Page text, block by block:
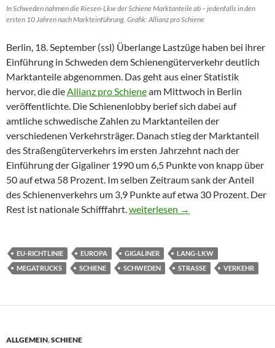
In Schweden nahmen die Riesen-Lkw der Schiene Marktanteile ab – jedenfalls in den
ersten 10 Jahren nach Markteinführung. Grafik: Allianz pro Schiene
Berlin, 18. September (ssl) Überlange Lastzüge haben bei ihrer
Einführung in Schweden dem Schienengüterverkehr deutlich
Marktanteile abgenommen. Das geht aus einer Statistik
hervor, die dieAllianz pro Schieneam Mittwoch in Berlin
veröffentlichte. Die Schienenlobby berief sich dabei auf
amtliche schwedische Zahlen zu Marktanteilen der
verschiedenen Verkehrsträger. Danach stieg der Marktanteil
des Straßengüterverkehrs im ersten Jahrzehnt nach der
Einführung der Gigaliner 1990 um 6,5 Punkte von knapp über
50 auf etwa 58 Prozent. Im selben Zeitraum sank der Anteil
des Schienenverkehrs um 3,9 Punkte auf etwa 30 Prozent. Der
Rest ist nationale Schifffahrt.Gigaliner nahmen der Schiene in
weiterlesen →
EU-RICHTLINIE EUROPA GIGALINER
LANG-LKW
MEGATRUCKS
SCHIENE SCHWEDEN STRASSE VERKEHR
ALLGEMEIN,SCHIENE